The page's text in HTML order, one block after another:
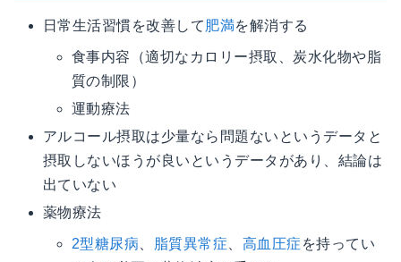
日常生活習慣を改善して肥満を解消する
食事内容（適切なカロリー摂取、炭水化物や脂
質の制限）
運動療法
アルコール摂取は少量なら問題ないというデータと
摂取しないほうが良いというデータがあり、結論は
出ていない
薬物療法
2型糖尿病、 脂質異常症、 高血圧症 を持ってい